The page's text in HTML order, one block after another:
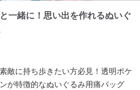
一緒に！思い出を作れるぬいぐ
敵に持ち歩きたい方必見！透明ポケ
が特徴的なぬいぐるみ用痛バッグ